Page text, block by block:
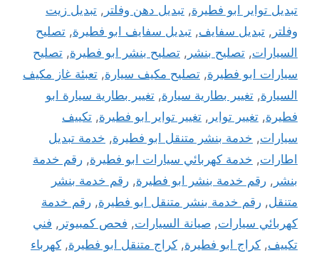
تبديل تواير ابو فطيرة, تبديل دهن وفلتر , تبديل زيت
وفلتر , تبديل سفايف, تبديل سفايف ابو فطيرة, تصليح
السيارات, تصليح بنشر , تصليح بنشر ابو فطيرة, تصليح
سيارات ابو فطيرة, تصليح مكيف سيارة, تعبئة غاز مكيف
السيارة, تغيير بطارية سيارة, تغيير بطارية سيارة ابو
فطيرة, تغيير تواير , تغيير تواير ابو فطيرة, تكييف
سيارات, خدمة بنشر متنقل ابو فطيرة, خدمة تبديل
اطارات, خدمة كهربائي سيارات ابو فطيرة, رقم خدمة
بنشر , رقم خدمة بنشر ابو فطيرة, رقم خدمة بنشر
متنقل, رقم خدمة بنشر متنقل ابو فطيرة, رقم خدمة
كهربائي سيارات, صيانة السيارات, فحص كمبيوتر , فني
تكييف, كراج ابو فطيرة, كراج متنقل ابو فطيرة, كهرباء